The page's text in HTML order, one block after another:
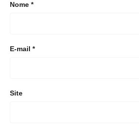
Nome *
E-mail *
Site